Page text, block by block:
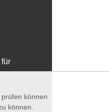
können
können.